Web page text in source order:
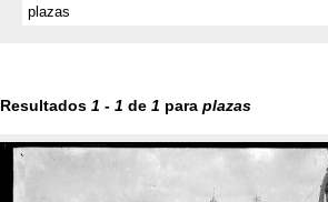
Resultados 1 - 1 de 1 para plazas